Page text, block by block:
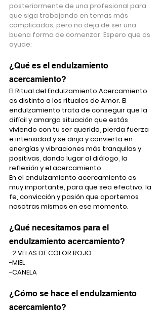
posteriormente de una profesional para
que siga trabajando en temas más
complicados, pero no deja de ser una
buena forma de comenzar. Espero que os
ayude:
¿Qué es el endulzamiento
acercamiento?
El Ritual del Endulzamiento Acercamiento
es distinto a los rituales de Amor. El
endulzamiento trata de conseguir que la
difícil y amarga situación que estás
viviendo con tu ser querido, pierda fuerza
e intensidad y se dirija y convierta en
energías y vibraciones más tranquilas y
positivas, dando lugar al diálogo, la
reflexión y el acercamiento.
En el endulzamiento acercamiento es
muy importante, para que sea efectivo, la
fe, convicción y pasión que aportemos
nosotras mismas en ese momento.
¿Qué necesitamos para el
endulzamiento acercamiento?
-2 VELAS DE COLOR ROJO
-MIEL
-CANELA
¿Cómo se hace el endulzamiento
acercamiento?